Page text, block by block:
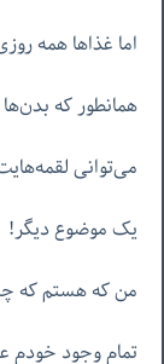
اما غذاها همه
همانطور که
می‌توانی
یک موضوع دیگر!
من که هستم که
تمام وجود خودم